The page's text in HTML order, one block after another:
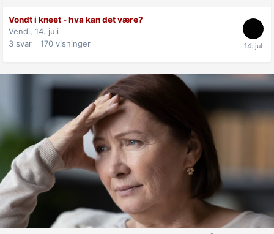
Vondt i kneet - hva kan det være?
Vendi, 14. juli
3 svar 170 visninger